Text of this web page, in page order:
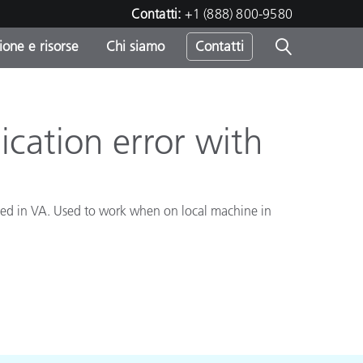
Contatti: +1 (888) 800-9580
e risorse Chi siamo Contatti
error with
in VA. Used to work when on local machine in